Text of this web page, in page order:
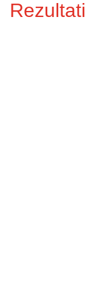
Rezultati